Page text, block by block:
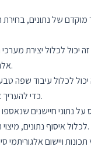
מוקדם של נתונים,
לכלול יצירת
אלגוריתמי סיווג להערכת סיכוני אשראי.
לכלול עיבוד שפה
כדי להעריך את נכונות ואיכות תגובות התלמידים.
על נתוני חיישנים
לכלול איסוף נתונים, מיצוי תכונות והטמעה של אלגוריתמי סיווג.